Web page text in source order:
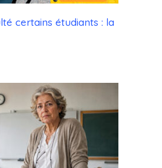
certains étudiants : la